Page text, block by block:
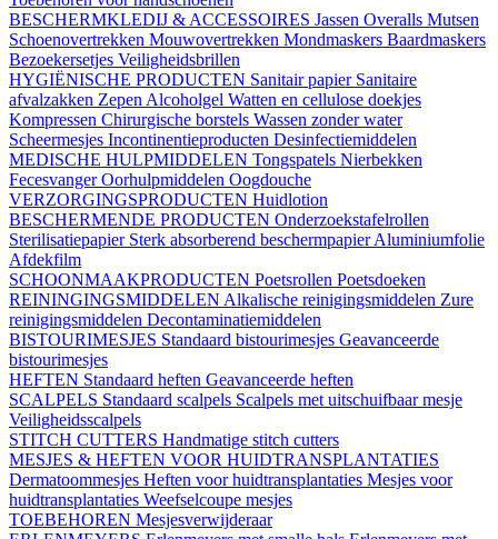
BESCHERMKLEDIJ & ACCESSOIRES Jassen Overalls Mutsen
Schoenovertrekken Mouwovertrekken Mondmaskers Baardmaskers
Bezoekersetjes Veiligheidsbrillen
HYGIËNISCHE PRODUCTEN Sanitair papier Sanitaire
afvalzakken Zepen Alcoholgel Watten en cellulose doekjes
Kompressen Chirurgische borstels Wassen zonder water
Scheermesjes Incontinentieproducten Desinfectiemiddelen
MEDISCHE HULPMIDDELEN Tongspatels Nierbekken
FecesvangerOorhulpmiddelen Oogdouche
VERZORGINGSPRODUCTEN Huidlotion
BESCHERMENDE PRODUCTEN Onderzoekstafelrollen
Sterilisatiepapier Sterk absorberend beschermpapierAluminiumfolie
Afdekfilm
SCHOONMAAKPRODUCTEN Poetsrollen Poetsdoeken
REININGINGSMIDDELEN Alkalische reinigingsmiddelen Zure
reinigingsmiddelen Decontaminatiemiddelen
BISTOURIMESJES Standaard bistourimesjes Geavanceerde
bistourimesjes
HEFTEN Standaard heften Geavanceerde heften
SCALPELS Standaard scalpels Scalpels met uitschuifbaar mesje
Veiligheidsscalpels
STITCH CUTTERS Handmatige stitch cutters
MESJES & HEFTEN VOOR HUIDTRANSPLANTATIES
Dermatoommesjes Heften voor huidtransplantaties Mesjes voor
huidtransplantaties Weefselcoupe mesjes
TOEBEHOREN Mesjesverwijderaar